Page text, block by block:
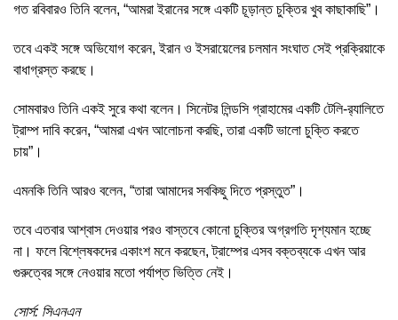
গত রবিবারও তিনি বলেন, “আমরা ইরানের সঙ্গে একটি চূড়ান্ত চুক্তির খুব কাছাকাছি”।
তবে একই সঙ্গে অভিযোগ করেন, ইরান ও ইসরায়েলের চলমান সংঘাত সেই প্রক্রিয়াকে
বাধাগ্রস্ত করছে।
সোমবারও তিনি একই সুরে কথা বলেন। সিনেটর লিন্ডসি গ্রাহামের একটি টেলি-র‍্যালিতে
ট্রাম্প দাবি করেন, “আমরা এখন আলোচনা করছি, তারা একটি ভালো চুক্তি করতে
চায়”।
এমনকি তিনি আরও বলেন, “তারা আমাদের সবকিছু দিতে প্রস্তুত”।
তবে এতবার আশ্বাস দেওয়ার পরও বাস্তবে কোনো চুক্তির অগ্রগতি দৃশ্যমান হচ্ছে
না। ফলে বিশ্লেষকদের একাংশ মনে করছেন, ট্রাম্পের এসব বক্তব্যকে এখন আর
গুরুত্বের সঙ্গে নেওয়ার মতো পর্যাপ্ত ভিত্তি নেই।
সোর্স: সিএনএন